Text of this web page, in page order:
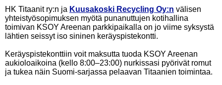
HK Titaanit ry:n ja Kuusakoski Recycling Oy:n välisen
yhteistyösopimuksen myötä punanuttujen kotihallina
toimivan KSOY Areenan parkkipaikalla on jo viime syksystä
lähtien seissyt iso sininen keräyspistekontti.
Keräyspistekonttiin voit maksutta tuoda KSOY Areenan
aukioloaikoina (kello 8:00–23:00) nurkissasi pyörivät romut
ja tukea näin Suomi-sarjassa pelaavan Titaanien toimintaa.